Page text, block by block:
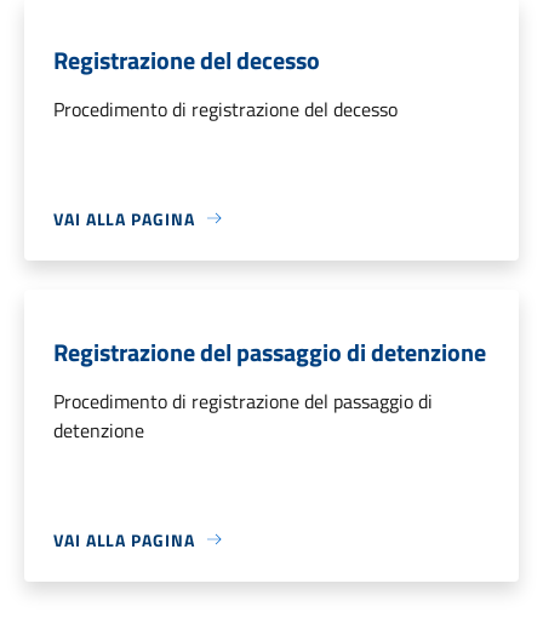
Registrazione del decesso
Procedimento di registrazione del decesso
VAI ALLA PAGINA
Registrazione del passaggio di detenzione
Procedimento di registrazione del passaggio di
detenzione
VAI ALLA PAGINA